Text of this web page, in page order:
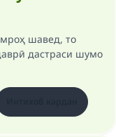
шавед, то
дастраси шумо